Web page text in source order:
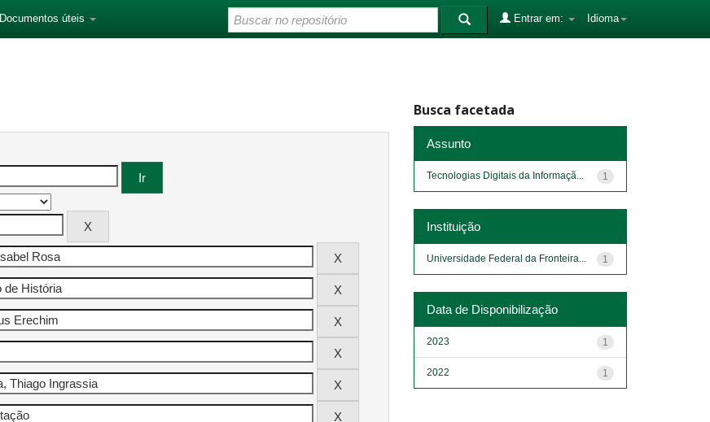
Documentos úteis Idioma
Entrar em:
Busca facetada
Assunto
1
Tecnologias Digitais da Informaçã...
Instituição
1
Universidade Federal da Fronteira...
Data de Disponibilização
1
2023
1
2022